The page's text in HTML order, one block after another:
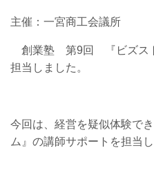
主催：一宮商工会議所
創業塾 第9回 『ビズスト
担当しました。
今回は、経営を疑似体験で
ム』の講師サポートを担当し